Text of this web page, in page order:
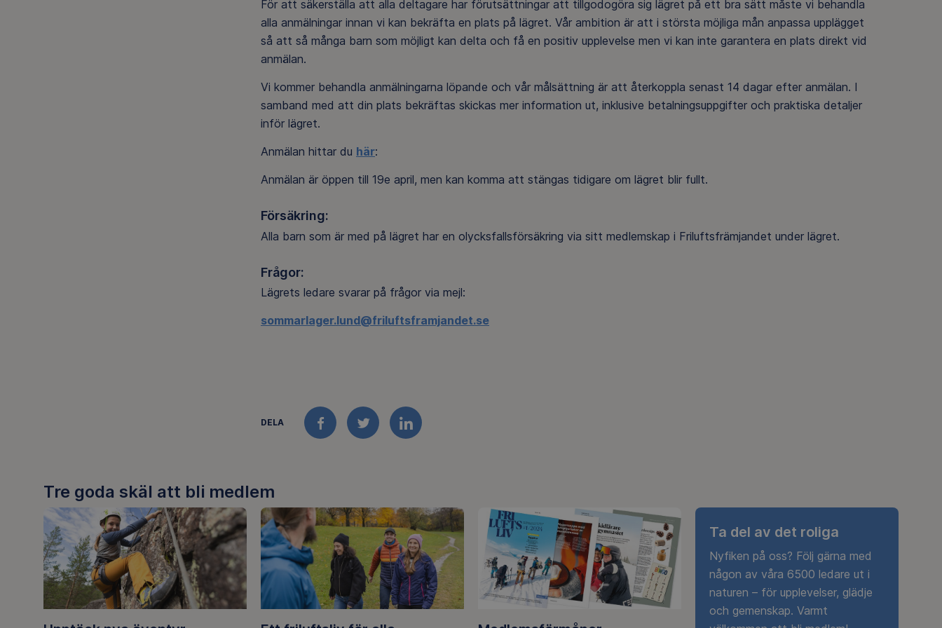
För att säkerställa att alla deltagare har förutsättningar att tillgodogöra sig lägret på ett bra sätt måste vi behandla
alla anmälningar innan vi kan bekräfta en plats på lägret. Vår ambition är att i största möjliga mån anpassa upplägget
så att så många barn som möjligt kan delta och få en positiv upplevelse men vi kan inte garantera en plats direkt vid
anmälan.
Vi kommer behandla anmälningarna löpande och vår målsättning är att återkoppla senast 14 dagar efter anmälan. I
samband med att din plats bekräftas skickas mer information ut, inklusive betalningsuppgifter och praktiska detaljer
inför lägret.
Anmälan hittar du här:
Anmälan är öppen till 19e april, men kan komma att stängas tidigare om lägret blir fullt.
Försäkring:
Alla barn som är med på lägret har en olycksfallsförsäkring via sitt medlemskap i Friluftsfrämjandet under lägret.
Frågor:
Lägrets ledare svarar på frågor via mejl:
sommarlager.lund@friluftsframjandet.se
DELA
FACEBOOKTWITTERLINKEDIN
Tre goda skäl att bli medlem
Ta del av det roliga
Nyfiken på oss? Följ gärna med
någon av våra 6500 ledare ut i
naturen – för upplevelser, glädje
och gemenskap. Varmt